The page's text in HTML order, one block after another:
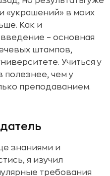
«украшений» в моих
Как и
– основная
штампов,
Учиться у
полезнее, чем у
преподаванием.
знаниями и
я изучил
требования